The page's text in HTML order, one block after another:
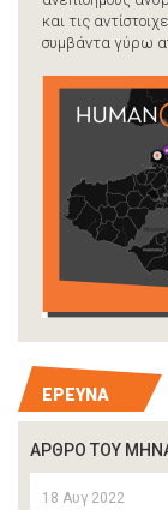
και τις
συμβάντα γύρω
EΡΕΥΝΑ
ΆΡΘΡΟ ΤΟΥ
18 Αυγ 2022